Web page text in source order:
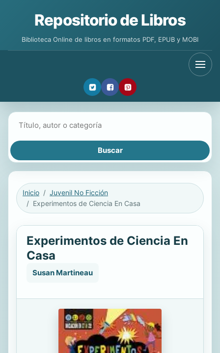
Repositorio de Libros
Biblioteca Online de libros en formatos PDF, EPUB y MOBI
Inicio
Juvenil No Ficción
Experimentos de Ciencia En Casa
Experimentos de Ciencia En
Casa
Susan Martineau